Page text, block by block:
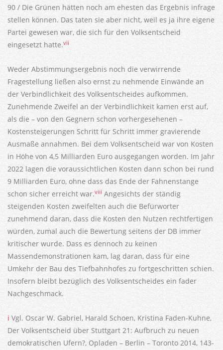
90 / Die Grünen hätten noch am ehesten das Ergebnis infrage
stellen können. Das taten sie aber nicht, weil es ja ihre eigene
Partei gewesen war, die sich für den Volksentscheid
eingesetzt hatte.vii
Weder Abstimmungsergebnis noch die verwirrende
Fragestellung ließen also ernst zu nehmende Einwände an
der Verbindlichkeit des Volksentscheides aufkommen.
Zunehmende Zweifel an der Verbindlichkeit kamen erst auf,
als die – von den Gegnern schon vorhergesehenen –
Kostensteigerungen Schritt für Schritt immer gravierende
Ausmaße annahmen. Bei dem Volksentscheid war von Kosten
in Höhe von 4,5 Milliarden Euro ausgegangen worden. Im Jahr
2022 lagen die voraussichtlichen Kosten dann schon bei rund
9 Milliarden Euro, ohne dass das Ende der Fahnenstange
schon sicher erreicht war.viii Angesichts der ständig
steigenden Kosten zweifelten auch die Befürworter
zunehmend daran, dass die Kosten den Nutzen rechtfertigen
würden, zumal auch die Bewertung seitens der DB immer
kritischer wurde. Dass es dennoch zu keinen
Massendemonstrationen kam, lag daran, dass für eine
Umkehr der Bau des Tiefbahnhofes zu fortgeschritten schien.
Insofern bleibt bezüglich des Volksentscheides ein fader
Nachgeschmack.
i Vgl. Oscar W. Gabriel, Harald Schoen, Kristina Faden-Kuhne,
Der Volksentscheid über Stuttgart 21: Aufbruch zu neuen
demokratischen Ufern?, Opladen – Berlin – Toronto 2014, 143-